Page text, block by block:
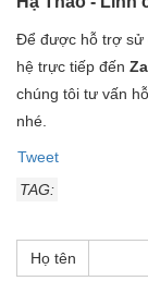
Để được hỗ trợ sử
hệ trực tiếp đến
chúng tôi tư vấn
nhé.
Tweet
TAG:
Họ tên